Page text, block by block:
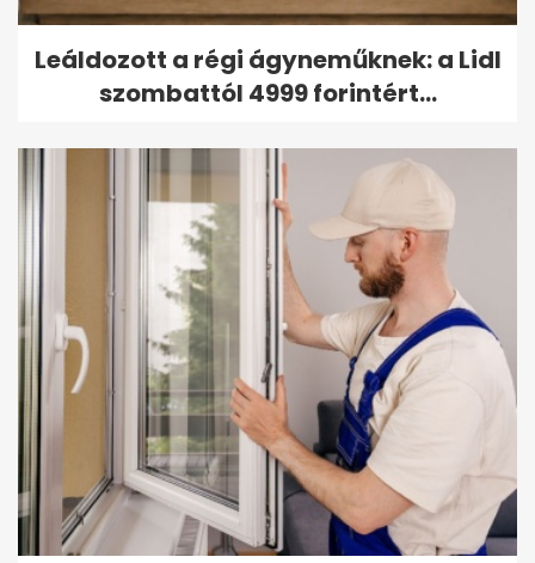
Leáldozott a régi ágyneműknek: a Lidl
szombattól 4999 forintért...